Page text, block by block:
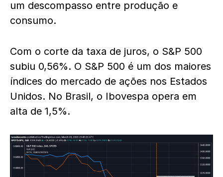
um descompasso entre produção e
consumo.
Com o corte da taxa de juros, o S&P 500
subiu 0,56%. O S&P 500 é um dos maiores
índices do mercado de ações nos Estados
Unidos. No Brasil, o Ibovespa opera em
alta de 1,5%.